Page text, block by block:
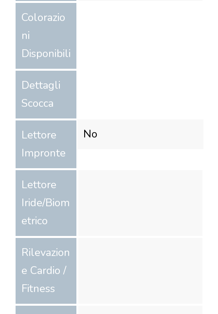
Colorazio
ni
Disponibili
Dettagli
Scocca
Lettore
Impronte
No
Lettore
Iride/Biom
etrico
Rilevazion
e Cardio /
Fitness